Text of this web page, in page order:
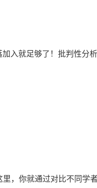
入就足够了！批判性
，你就通过对比不同学